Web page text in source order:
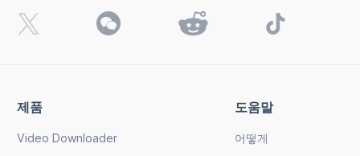
제품
Video Downloader
도움말
어떻게